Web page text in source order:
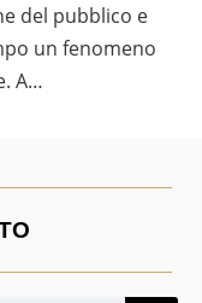
del pubblico e
un fenomeno
A…